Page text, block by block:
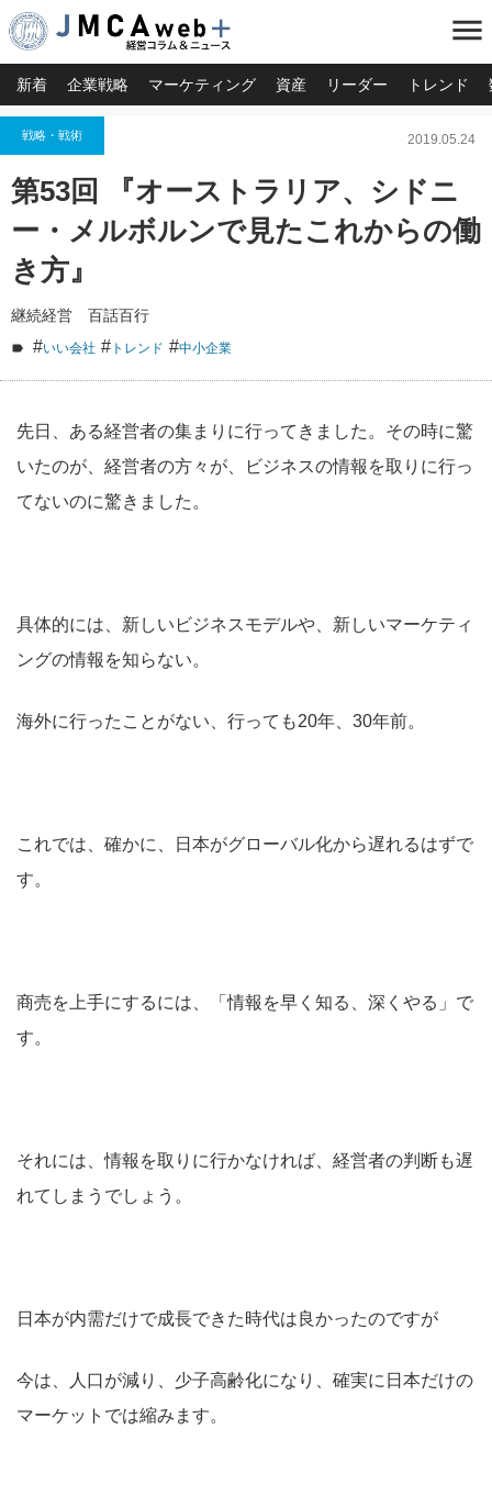
menu
新着 企業戦略 マーケティング 資産 リーダー トレンド
戦略・戦術 2019.05.24
第53回 『オーストラリア、シドニ
ー・メルボルンで見たこれからの働
き方』
継続経営 百話百行
#いい会社 # トレンド #中小企業
先日、ある経営者の集まりに行ってきました。その時に驚
いたのが、経営者の方々が、ビジネスの情報を取りに行っ
てないのに驚きました。
具体的には、新しいビジネスモデルや、新しいマーケティ
ングの情報を知らない。
海外に行ったことがない、行っても20年、30年前。
これでは、確かに、日本がグローバル化から遅れるはずで
す。
商売を上手にするには、「情報を早く知る、深くやる」で
す。
それには、情報を取りに行かなければ、経営者の判断も遅
れてしまうでしょう。
日本が内需だけで成長できた時代は良かったのですが
今は、人口が減り、少子高齢化になり、確実に日本だけの
マーケットでは縮みます。